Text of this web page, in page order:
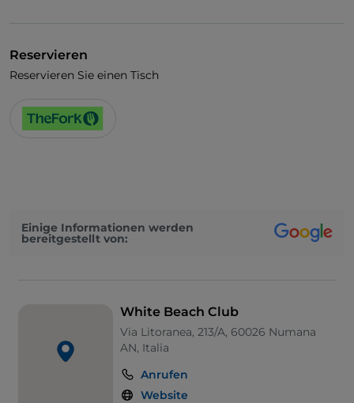
Es wird Französisch gesprochen
Reservieren
Reservieren Sie einen Tisch
Einige Informationen werden
bereitgestellt von:
White Beach Club
Via Litoranea, 213/A, 60026 Numana
AN, Italia
Anrufen
Website